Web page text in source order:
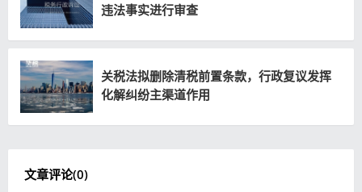
违法事实进行审查
关税法拟删除清税前置条款，行政复议发挥
化解纠纷主渠道作用
文章评论(0)